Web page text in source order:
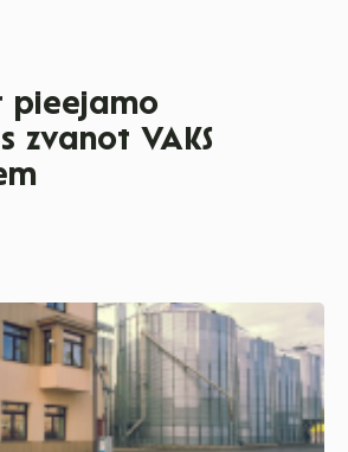
pieejamo
zvanot VAKS